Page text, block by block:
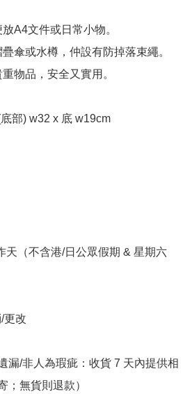
A4文件或日常小物。
傘或水樽，仲設有防掉落束繩。
物品，安全又實用。
部) w32 x 底 w19cm
天（不含港/日公眾假期 & 星期六
更改
漏/非人為瑕疵：收貨 7 天內提供相
；無貨則退款）